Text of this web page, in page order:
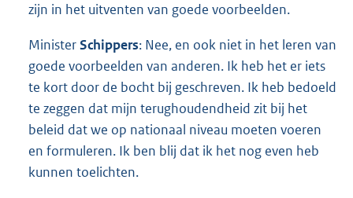
zijn in het uitventen van goede voorbeelden.
MinisterSchippers: Nee, en ook niet in het leren van
goede voorbeelden van anderen. Ik heb het er iets
te kort door de bocht bij geschreven. Ik heb bedoeld
te zeggen dat mijn terughoudendheid zit bij het
beleid dat we op nationaal niveau moeten voeren
en formuleren. Ik ben blij dat ik het nog even heb
kunnen toelichten.